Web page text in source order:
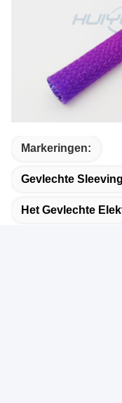
Markeringen:
Gevlechte
Het Gevlechte